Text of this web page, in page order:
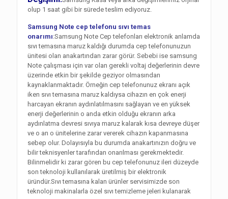
olup 1 saat gibi bir sürede teslim ediyoruz.
Samsung Note cep telefonu sıvı temas
onarımı:Samsung Note Cep telefonları elektronik anlamda
sıvı temasına maruz kaldığı durumda cep telefonunuzun
ünitesi olan anakartından zarar görür. Sebebi ise samsung
Note çalışması için var olan gerekli voltaj değerlerinin devre
üzerinde etkin bir şekilde geziyor olmasından
kaynaklanmaktadır. Örneğin cep telefonunuz ekranı açık
iken sıvı temasına maruz kaldıysa cihazın en çok enerji
harcayan ekranın aydınlatılmasını sağlayan ve en yüksek
enerji değerlerinin o anda etkin olduğu ekranın arka
aydınlatma devresi sıvıya maruz kalarak kısa devreye düşer
ve o an o ünitelerine zarar vererek cihazın kapanmasına
sebep olur. Dolayısıyla bu durumda anakartınızın doğru ve
bilir teknisyenler tarafından onarılması gerekmektedir.
Bilinmelidir ki zarar gören bu cep telefonunuz ileri düzeyde
son teknoloji kullanılarak üretilmiş bir elektronik
üründür.Sıvı temasına kalan ürünler servisimizde son
teknoloji makinalarla özel sıvı temizleme jeleri kulanarak